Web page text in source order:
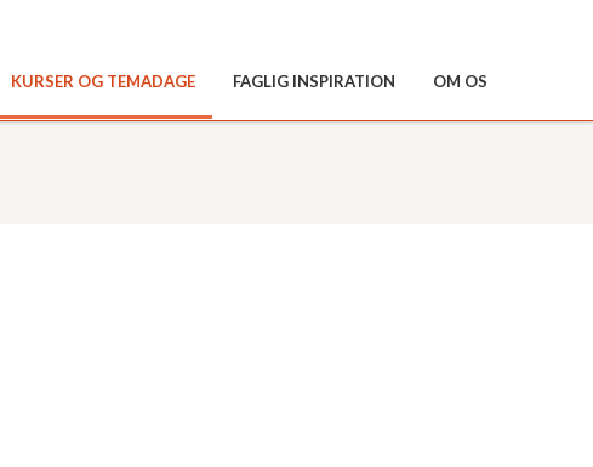
KURSER OG TEMADAGE FAGLIG INSPIRATION OM OS